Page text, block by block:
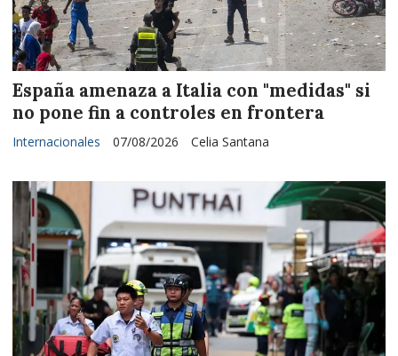
España amenaza a Italia con "medidas" si
no pone fin a controles en frontera
Celia Santana
Internacionales 07/08/2026